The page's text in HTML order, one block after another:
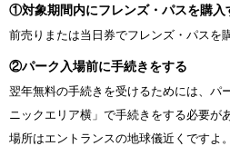
①対象期間内にフレンズ・パスを購入
前売りまたは当日券でフレンズ・パスを
②パーク入場前に手続きをする
翌年無料の手続きを受けるためには、パ
ニックエリア横」で手続きをする必要が
場所はエントランスの地球儀近くですよ。